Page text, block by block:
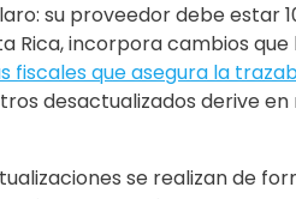
su proveedor debe estar
Rica, incorpora cambios
fiscales que asegura la
desactualizados derive
se realizan de